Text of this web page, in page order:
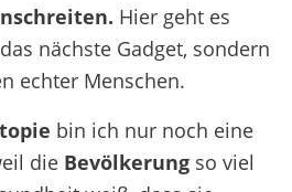
Hier geht es
nächste Gadget, sondern
echter Menschen.
bin ich nur noch eine
die Bevölkerung so viel